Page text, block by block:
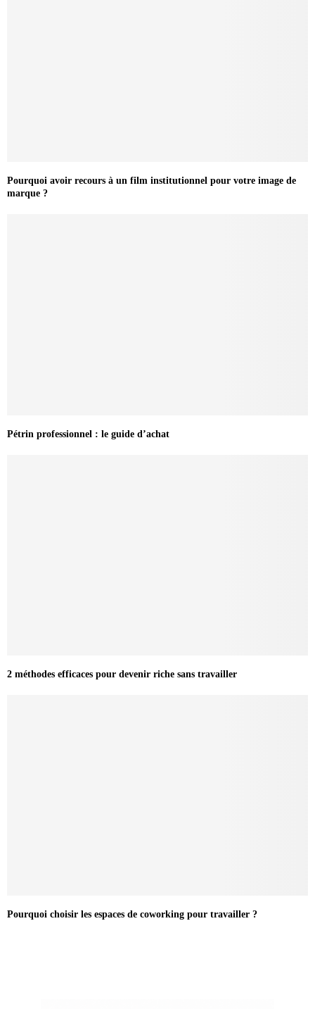
Pourquoi avoir recours à un film institutionnel pour votre image de
marque ?
Pétrin professionnel : le guide d’achat
2 méthodes efficaces pour devenir riche sans travailler
Pourquoi choisir les espaces de coworking pour travailler ?